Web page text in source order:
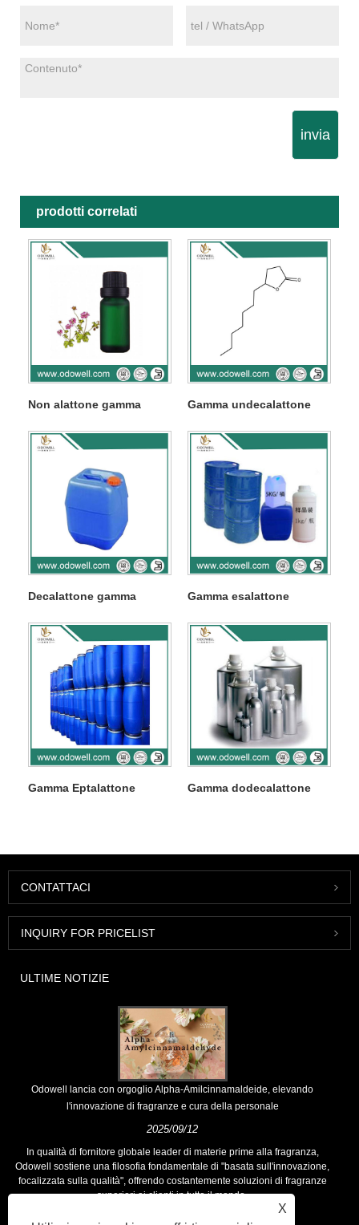
invia
prodotti correlati
Non alattone gamma Gamma undecalattone
Decalattone gamma Gamma esalattone
Gamma Eptalattone Gamma dodecalattone
CONTATTACI
INQUIRY FOR PRICELIST
ULTIME NOTIZIE
Odowell lancia con orgoglio Alpha-Amilcinnamaldeide, elevando
l'innovazione di fragranze e cura della personale
2025/09/12
In qualità di fornitore globale leader di materie prime alla fragranza,
Odowell sostiene una filosofia fondamentale di "basata sull'innovazione,
focalizzata sulla qualità", offrendo costantemente soluzioni di fragranze
superiori ai clienti in tutto il mondo.
X